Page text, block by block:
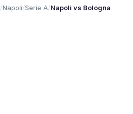
/Napoli/Serie A/Napoli vs Bologna